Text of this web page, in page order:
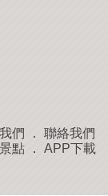
們 ． 聯絡我們
點． APP下載